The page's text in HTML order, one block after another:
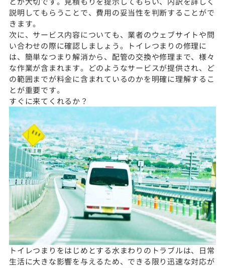
説明してもらうことで、費用の妥当性を判断することがで
きます。
次に、サービス内容についても、業者のウェブサイトや問
い合わせの際に確認しましょう。トイレつまりの修理に
は、簡単なつまり解消から、配管の交換や修理まで、様々
な作業が含まれます。どのようなサービスが提供され、ど
の範囲までが料金に含まれているのかを明確に理解するこ
とが重要です。
すぐに来てくれるか？
トイレつまりをはじめとする水まわりのトラブルは、日常
生活に大きな影響を与えるため、できる限り迅速な対応が